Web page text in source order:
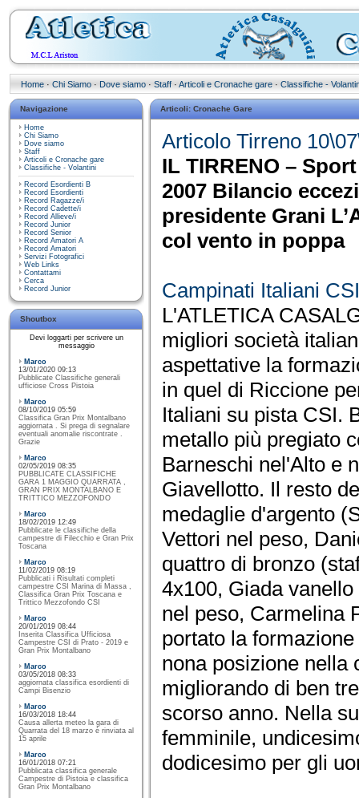
Home · Chi Siamo · Dove siamo · Staff · Articoli e Cronache gare · Classifiche -
Navigazione
Home
Chi Siamo
Dove siamo
Staff
Articoli e Cronache gare
Classifiche - Volantini
Record Esordienti B
Record Esordienti
Record Ragazze/i
Record Cadette/i
Record Allieve/i
Record Junior
Record Senior
Record Amatori A
Record Amatori
Servizi Fotografici
Web Links
Contattami
Cerca
Record Junior
Shoutbox
Devi loggarti per scrivere un
messaggio
Marco
13/01/2020 09:13
Pubblicate Classifiche generali
ufficiose Cross Pistoia
Marco
08/10/2019 05:59
Classifica Gran Prix Montalbano
aggiornata . Si prega di segnalare
eventuali anomalie riscontrate .
Grazie
Marco
02/05/2019 08:35
PUBBLICATE CLASSIFICHE
GARA 1 MAGGIO QUARRATA ,
GRAN PRIX MONTALBANO E
TRITTICO MEZZOFONDO
Marco
18/02/2019 12:49
Pubblicate le classifiche della
campestre di Filecchio e Gran Prix
Toscana
Marco
11/02/2019 08:19
Pubblicati i Risultati completi
campestre CSI Marina di Massa ,
Classifica Gran Prix Toscana e
Trittico Mezzofondo CSI
Marco
20/01/2019 08:44
Inserita Classifica Ufficiosa
Campestre CSI di Prato - 2019 e
Gran Prix Montalbano
Marco
03/05/2018 08:33
aggiornata classifica esordienti di
Campi Bisenzio
Marco
16/03/2018 18:44
Causa allerta meteo la gara di
Quarrata del 18 marzo è rinviata al
15 aprile
Marco
16/01/2018 07:21
Pubblicata classifica generale
Campestre di Pistoia e classifica
Gran Prix Montalbano
Articoli: Cronache Gare
Articolo Tirreno
IL TIRRENO –
2007 Bilancio
presidente Grani
col vento in poppa
Campinati Italiani
L'ATLETICA
migliori società
aspettative la
in quel di Riccione
Italiani su pista CSI.
metallo più pregiato
Barneschi nel'Alto e
Giavellotto. Il resto
medaglie d'argento
Vettori nel peso,
quattro di bronzo
4x100, Giada
nel peso, Carmelina
portato la
nona posizione nella
migliorando di ben
scorso anno. Nella
femminile,
dodicesimo per gli